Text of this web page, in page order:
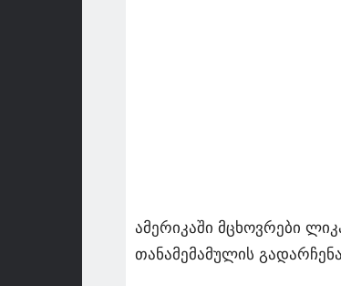
ამერიკაში მცხოვრები
თანამემამულის